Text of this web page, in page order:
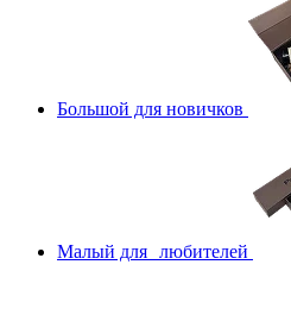
Большой для новичков
Малый для любителей